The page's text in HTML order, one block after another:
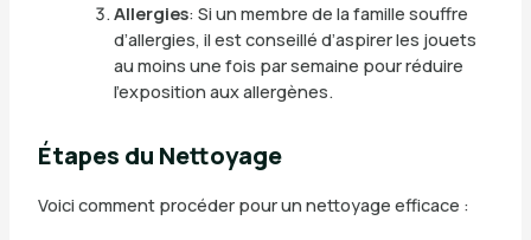
Allergies: Si un membre de la famille souffre
d’allergies, il est conseillé d’aspirer les jouets
au moins une fois par semaine pour réduire
l’exposition aux allergènes.
Étapes du Nettoyage
Voici comment procéder pour un nettoyage efficace :